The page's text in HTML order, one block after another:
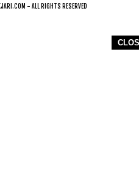
- ALL RIGHTS RESERVED